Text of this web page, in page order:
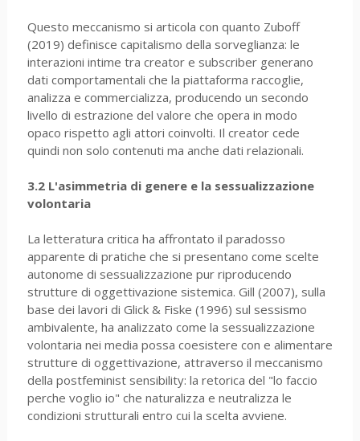
Questo meccanismo si articola con quanto Zuboff
(2019) definisce capitalismo della sorveglianza: le
interazioni intime tra creator e subscriber generano
dati comportamentali che la piattaforma raccoglie,
analizza e commercializza, producendo un secondo
livello di estrazione del valore che opera in modo
opaco rispetto agli attori coinvolti. Il creator cede
quindi non solo contenuti ma anche dati relazionali.
3.2 L'asimmetria di genere e la sessualizzazione
volontaria
La letteratura critica ha affrontato il paradosso
apparente di pratiche che si presentano come scelte
autonome di sessualizzazione pur riproducendo
strutture di oggettivazione sistemica. Gill (2007), sulla
base dei lavori di Glick & Fiske (1996) sul sessismo
ambivalente, ha analizzato come la sessualizzazione
volontaria nei media possa coesistere con e alimentare
strutture di oggettivazione, attraverso il meccanismo
della postfeminist sensibility: la retorica del "lo faccio
perche voglio io" che naturalizza e neutralizza le
condizioni strutturali entro cui la scelta avviene.